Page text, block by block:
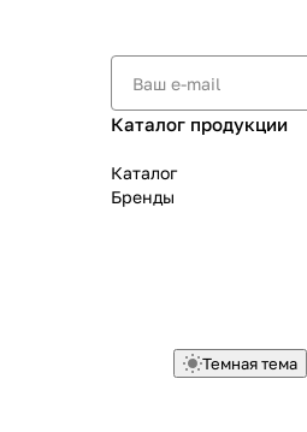
Каталог продукции
Каталог
Бренды
Темная тема